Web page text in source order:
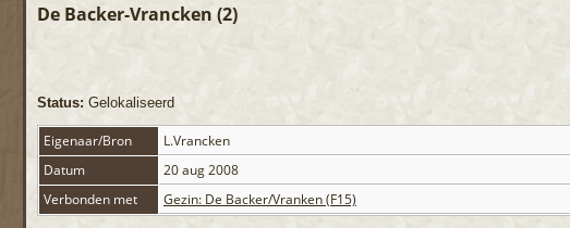
De Backer-Vrancken (2)
Status: Gelokaliseerd
Eigenaar/Bron
L.Vrancken
Datum
20 aug 2008
Verbonden met
Gezin: De Backer/Vranken (F15)